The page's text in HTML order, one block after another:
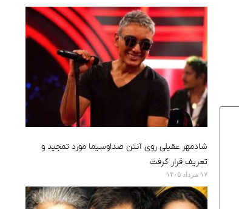
شادمهر عقیلی روی آنتن صداوسیما مورد تمجید و
تعریف قرار گرفت
۱۷ مرداد ۱۴۰۵